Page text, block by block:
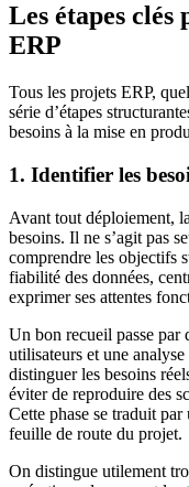
Les étapes
ERP
Tous les projets ERP,
série d’étapes
besoins à la mise en
1. Identifier les
Avant tout déploiement,
besoins. Il ne s’agit pas
comprendre les objectifs
fiabilité des données,
exprimer ses attentes
Un bon recueil passe par
utilisateurs et une
distinguer les besoins
éviter de reproduire des
Cette phase se traduit
feuille de route du projet.
On distingue utilement